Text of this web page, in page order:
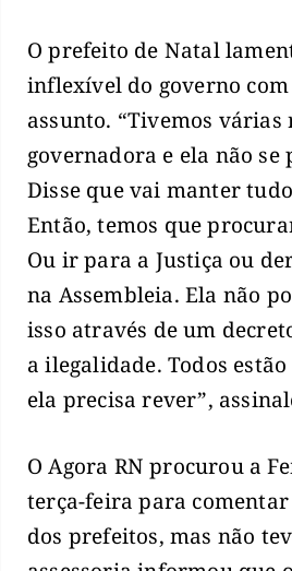
O prefeito de Natal
inflexível do governo
assunto. “Tivemos várias
governadora e ela não se
Disse que vai manter
Então, temos que
Ou ir para a Justiça ou
na Assembleia. Ela não
isso através de um
a ilegalidade. Todos
ela precisa rever”,
O Agora RN procurou a
terça-feira para
dos prefeitos, mas não